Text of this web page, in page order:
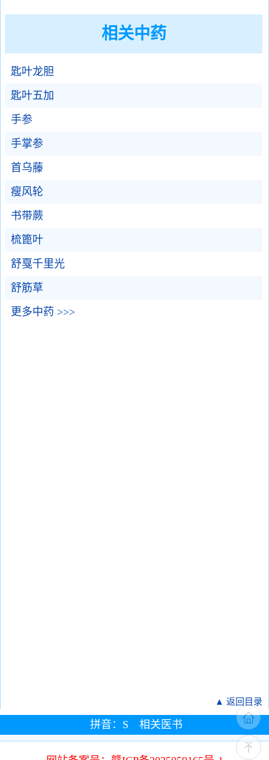
相关中药
匙叶龙胆
匙叶五加
手参
手掌参
首乌藤
瘦风轮
书带蕨
梳篦叶
舒戛千里光
舒筋草
更多中药 >>>
▲ 返回目录
拼音：S 相关医书